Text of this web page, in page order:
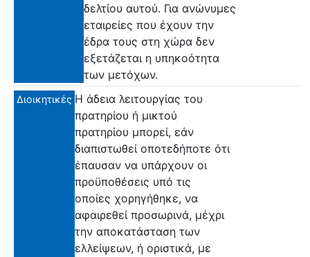
δελτίου αυτού. Για ανώνυμες
εταιρείες που έχουν την
έδρα τους στη χώρα δεν
εξετάζεται η υπηκοότητα
των μετόχων.
Διοικητικές Η άδεια λειτουργίας του
πρατηρίου ή μικτού
πρατηρίου μπορεί, εάν
διαπιστωθεί οποτεδήποτε ότι
έπαυσαν να υπάρχουν οι
προϋποθέσεις υπό τις
οποίες χορηγήθηκε, να
αφαιρεθεί προσωρινά, μέχρι
την αποκατάσταση των
ελλείψεων, ή οριστικά, με